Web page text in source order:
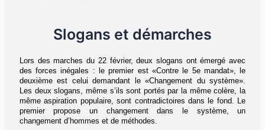
Slogans et démarches
Lors des marches du 22 février, deux slogans ont émergé avec
des forces inégales : le premier est «Contre le 5e mandat», le
deuxième est celui demandant le «Changement du système».
Les deux slogans, même s’ils sont portés par la même colère, la
même aspiration populaire, sont contradictoires dans le fond. Le
premier propose un changement dans le système, un
changement d’hommes et de méthodes.